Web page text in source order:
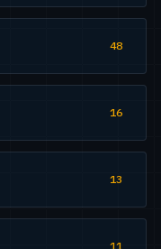
48
16
13
11